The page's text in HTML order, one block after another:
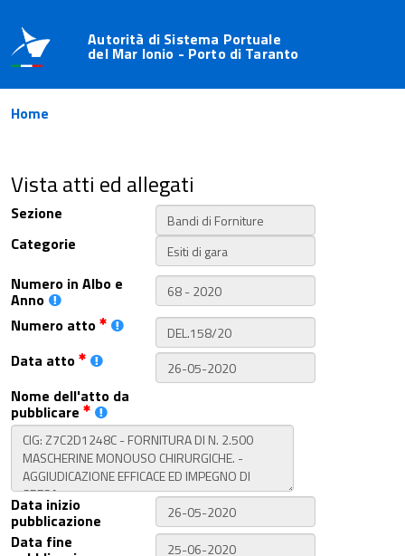
Autorità di Sistema Portuale
del Mar Ionio - Porto di Taranto
Home
Vista atti ed allegati
Sezione
Categorie
Numero in Albo e
Anno
Numero atto
Data atto
Nome dell'atto da
pubblicare
Data inizio
pubblicazione
Data fine